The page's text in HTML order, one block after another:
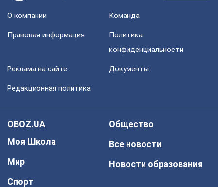
О компании Команда
Правовая информация
Политика
конфиденциальности
Реклама на сайте Документы
Редакционная политика
OBOZ.UA
Моя Школа
Мир
Спорт
Общество
Все новости
Новости образования